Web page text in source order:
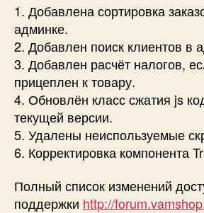
1. Добавлена сортировка
админке.
2. Добавлен поиск клиентов в
3. Добавлен расчёт налогов,
прицеплен к товару.
4. Обновлён класс сжатия js
текущей версии.
5. Удалены неиспользуемые
6. Корректировка компонента
Полный список изменений
поддержки http://